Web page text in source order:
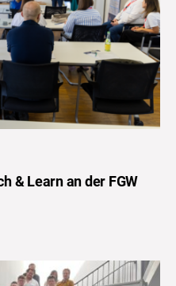
& Learn an der FGW